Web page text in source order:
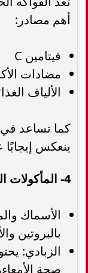
أهم مصادر:
فيتامين C
مضادات
الألياف
كما تساعد
ينعكس إيجابًا
4- المأكولات البحرية والزبادي
الأسماك
بالبروتين
الزبادي:
صحة